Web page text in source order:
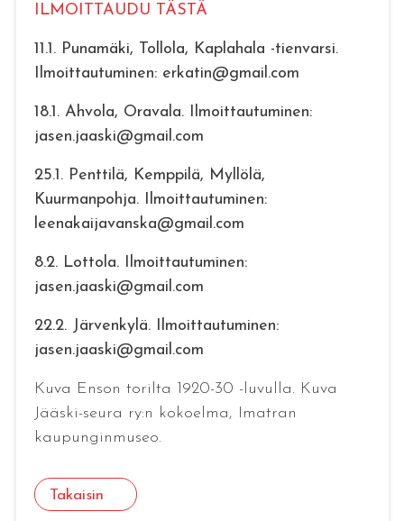
ILMOITTAUDU TÄSTÄ
11.1. Punamäki, Tollola, Kaplahala -tienvarsi.
Ilmoittautuminen: erkatin@gmail.com
18.1. Ahvola, Oravala. Ilmoittautuminen:
jasen.jaaski@gmail.com
25.1. Penttilä, Kemppilä, Myllölä,
Kuurmanpohja. Ilmoittautuminen:
leenakaijavanska@gmail.com
8.2. Lottola. Ilmoittautuminen:
jasen.jaaski@gmail.com
22.2. Järvenkylä. Ilmoittautuminen:
jasen.jaaski@gmail.com
Kuva Enson torilta 1920-30 -luvulla. Kuva
Jääski-seura ry:n kokoelma, Imatran
kaupunginmuseo.
Takaisin